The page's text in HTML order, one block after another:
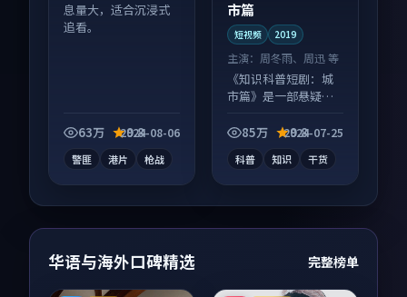
息量大，适合沉浸式
追看。
63万 9.8
2024-08-06
警匪 港片 枪战
市篇
短视频 2019
主演： 周冬雨、周迅 等
《知识科普短剧：城
市篇》是一部悬疑向
屏端观看，细节更丰
85万 9.8
2024-07-25
科普 知识 干货
华语与海外口碑精选 完整榜单